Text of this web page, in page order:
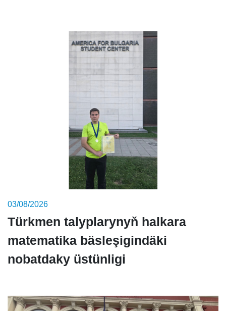
03/08/2026
Türkmen talyplarynyň halkara
matematika bäsleşigindäki
nobatdaky üstünligi